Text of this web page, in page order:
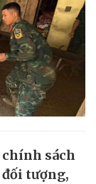
sách
tượng,